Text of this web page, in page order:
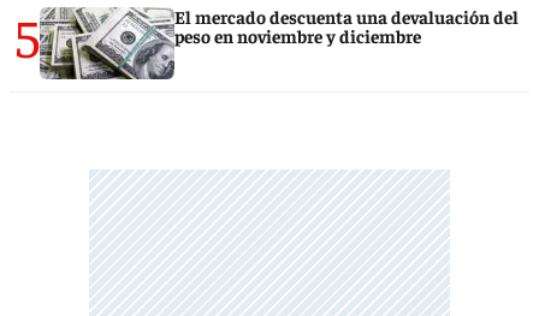
5
El mercado descuenta una devaluación del
peso en noviembre y diciembre